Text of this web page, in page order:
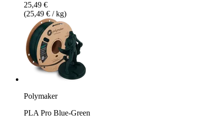
25,49 €
(25,49 € / kg)
Polymaker
PLA Pro Blue-Green